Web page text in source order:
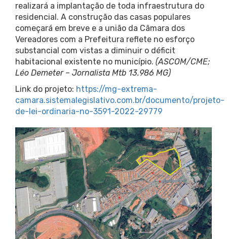
realizará a implantação de toda infraestrutura do
residencial. A construção das casas populares
começará em breve e a união da Câmara dos
Vereadores com a Prefeitura reflete no esforço
substancial com vistas a diminuir o déficit
habitacional existente no município. (ASCOM/CME;
Léo Demeter – Jornalista Mtb 13.986 MG)
Link do projeto: https://mg-extrema-
camara.sistemalegislativo.com.br/documento/projeto-
de-lei-ordinaria-no-3591-2022-29779